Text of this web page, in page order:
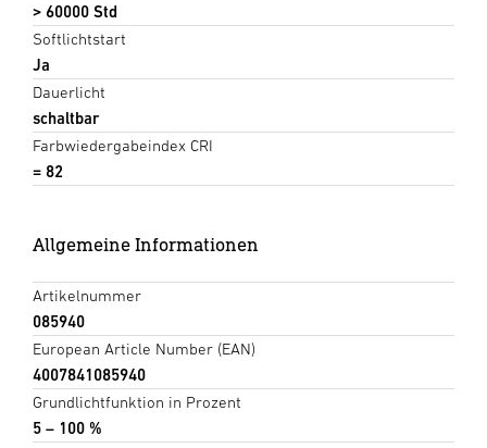
> 60000 Std
Softlichtstart
Ja
Dauerlicht
schaltbar
Farbwiedergabeindex CRI
= 82
Allgemeine Informationen
Artikelnummer
085940
European Article Number (EAN)
4007841085940
Grundlichtfunktion in Prozent
5 – 100 %